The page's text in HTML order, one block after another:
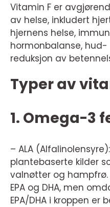
Vitamin F er
av helse, inkludert
hjernens helse,
hormonbalanse,
reduksjon av
Typer av
1. Omega-3
– ALA
plantebaserte kilder
valnøtter og hampfrø.
EPA og DHA, men
EPA/DHA i kroppen er